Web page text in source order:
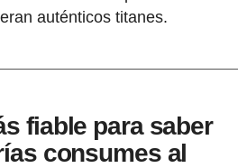
auténticos titanes.
fiable para saber
consumes al